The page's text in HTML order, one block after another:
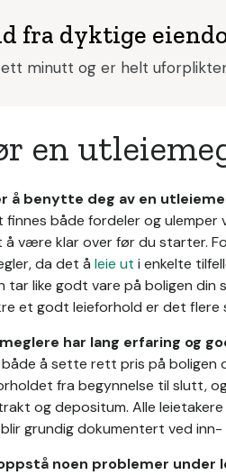
fra dyktige
minutt og er helt
en
å benytte deg av en
finnes både fordeler og
være klar over før du starter.
da det å leie ut i enkelte
like godt vare på boligen din
et godt leieforhold er det
har lang erfaring og
å sette rett pris på boligen
fra begynnelse til slutt,
og depositum. Alle
grundig dokumentert ved
noen problemer under